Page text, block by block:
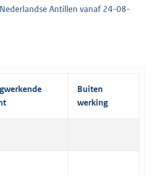
l
)
Antillen vanaf 24-08-
Buiten
werking